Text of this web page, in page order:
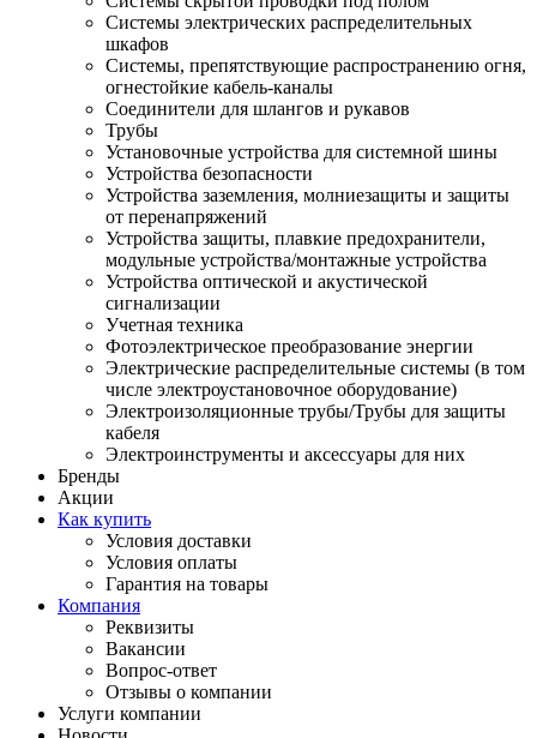
Системы электрических распределительных
шкафов
Системы, препятствующие распространению огня,
огнестойкие кабель-каналы
Соединители для шлангов и рукавов
Трубы
Установочные устройства для системной шины
Устройства безопасности
Устройства заземления, молниезащиты и защиты
от перенапряжений
Устройства защиты, плавкие предохранители,
модульные устройства/монтажные устройства
Устройства оптической и акустической
сигнализации
Учетная техника
Фотоэлектрическое преобразование энергии
Электрические распределительные системы (в том
числе электроустановочное оборудование)
Электроизоляционные трубы/Трубы для защиты
кабеля
Электроинструменты и аксессуары для них
Бренды
Акции
Как купить
Условия доставки
Условия оплаты
Гарантия на товары
Компания
Реквизиты
Вакансии
Вопрос-ответ
Отзывы о компании
Услуги компании